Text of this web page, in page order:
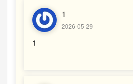
1
2026-05-29
1